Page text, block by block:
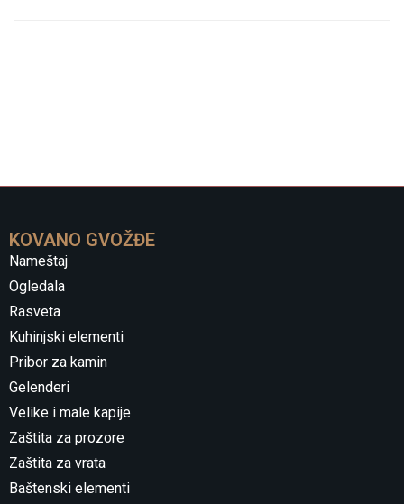
KOVANO GVOŽĐE
Nameštaj
Ogledala
Rasveta
Kuhinjski elementi
Pribor za kamin
Gelenderi
Velike i male kapije
Zaštita za prozore
Zaštita za vrata
Baštenski elementi